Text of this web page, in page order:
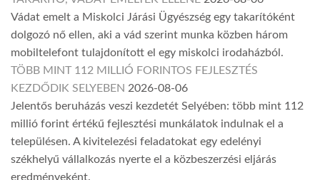
Vádat emelt a Miskolci Járási Ügyészség egy takarítóként
dolgozó nő ellen, aki a vád szerint munka közben három
mobiltelefont tulajdonított el egy miskolci irodaházból.
TÖBB MINT 112 MILLIÓ FORINTOS FEJLESZTÉS
KEZDŐDIK SELYEBEN 2026-08-06
Jelentős beruházás veszi kezdetét Selyében: több mint 112
millió forint értékű fejlesztési munkálatok indulnak el a
településen. A kivitelezési feladatokat egy edelényi
székhelyű vállalkozás nyerte el a közbeszerzési eljárás
eredményeként.